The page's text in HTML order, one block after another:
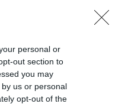
personal or
out section to
you may
us or personal
opt-out of the
javított a